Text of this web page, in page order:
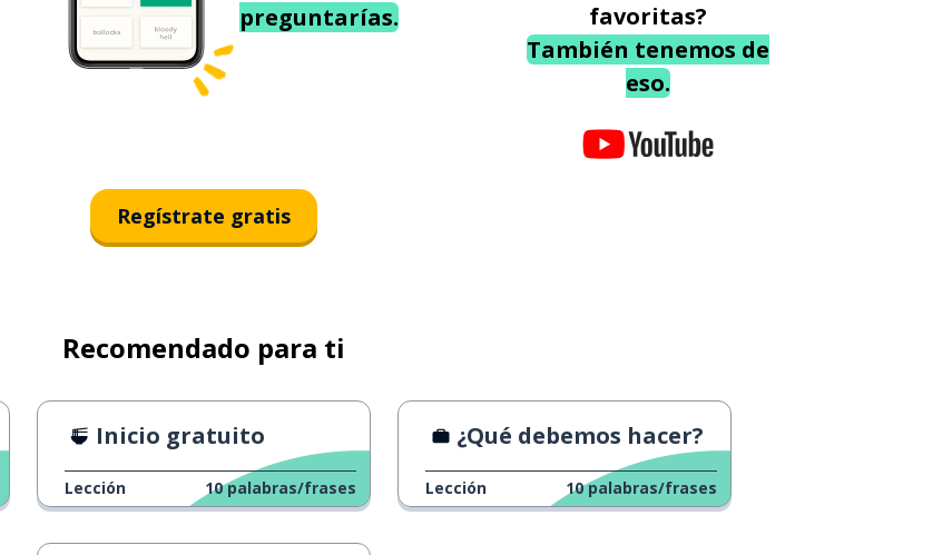
preguntarías.
favoritas?
También tenemos de
eso.
Regístrate gratis
Recomendado para ti
Inicio gratuito
Lección 10 palabras/frases
¿Qué debemos hacer?
Lección 10 palabras/frases